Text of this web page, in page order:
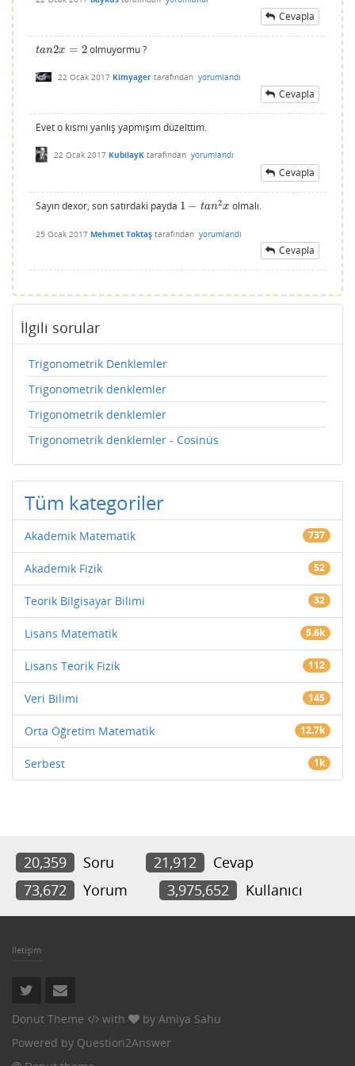
Cevapla
tan2x = 2
tan2x= 2 olmuyormu ?
22 Ocak 2017 Kimyager tarafından yorumlandı
Cevapla
Evet o kısmı yanlış yapmışım düzelttim.
22 Ocak 2017 KubilayK tarafından yorumlandı
Cevapla
Sayın dexor, son satırdaki payda 1 − tan2x
1 −ta n2x olmalı.
25 Ocak 2017 Mehmet Toktaş tarafından yorumlandı
Cevapla
İlgili sorular
Trigonometrik Denklemler
Trigonometrik denklemler
Trigonometrik denklemler
Trigonometrik denklemler - Cosinüs
Tüm kategoriler
Akademik Matematik 737
Akademik Fizik 52
Teorik Bilgisayar Bilimi 32
Lisans Matematik 5.6k
Lisans Teorik Fizik 112
Veri Bilimi 145
Orta Öğretim Matematik 12.7k
Serbest 1k
20,359 Soru 21,912
Cevap
73,672
Yorum 3,975,652 Kullanıcı
İletişim
Donut Theme with by Amiya Sahu
Powered by Question2Answer